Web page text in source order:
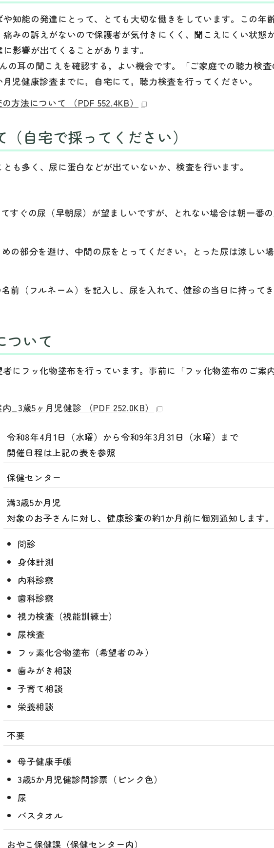
知能の発達にとって、とても大切な働きをしています。この年
みの訴えがないので保護者が気付きにくく、聞こえにくい状態
影響が出てくることがあります。
の耳の聞こえを確認する，よい機会です。「ご家庭での聴力検査
児健康診査までに，自宅にて，聴力検査を行ってください。
方法について （PDF 552.4KB）
自宅で採ってください）
も多く、尿に蛋白などが出ていないか、検査を行います。
てすぐの尿（早朝尿）が望ましいですが、とれない場合は朝一番
めの部分を避け、中間の尿をとってください。とった尿は涼しい
名前（フルネーム）を記入し、尿を入れて、健診の当日に持って
ついて
にフッ化物塗布を行っています。事前に「フッ化物塗布のご案
_3歳5ヶ月児健診 （PDF 252.0KB）
令和8年4月1日（水曜）から令和9年3月31日（水曜）まで
開催日程は上記の表を参照
保健センター
満3歳5か月児
対象のお子さんに対し、健康診査の約1か月前に個別通知します。
問診
身体計測
内科診察
歯科診察
視力検査（視能訓練士）
尿検査
フッ素化合物塗布（希望者のみ）
歯みがき相談
子育て相談
栄養相談
不要
母子健康手帳
3歳5か月児健診問診票（ピンク色）
尿
バスタオル
おやこ保健課（保健センター内）